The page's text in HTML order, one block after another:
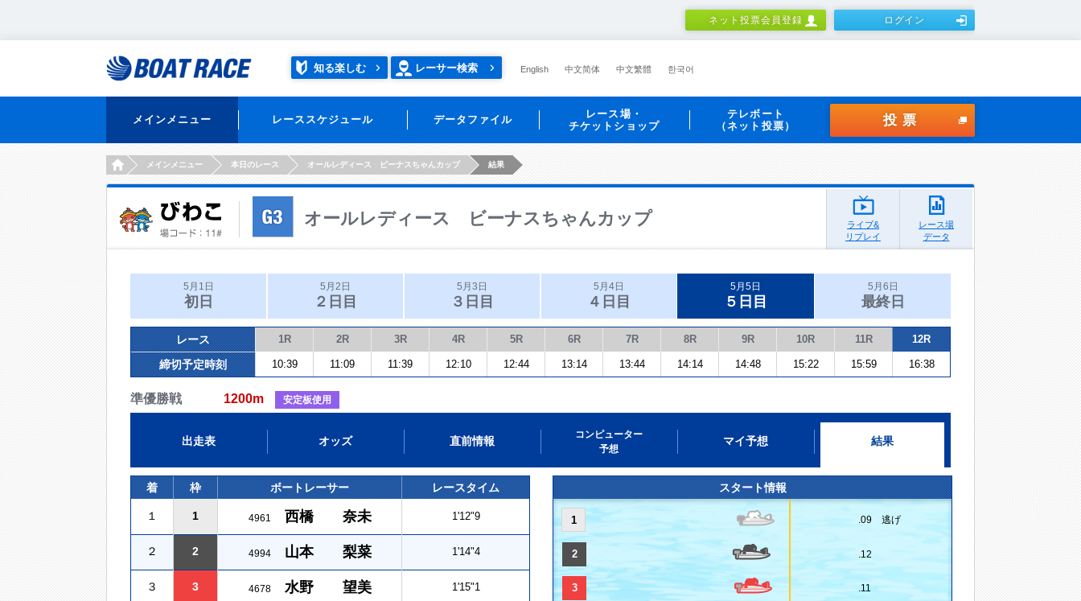
ネット投票会員登録 ログイン
知る楽しむ レーサー検索 English 中文简体 中文繁體 한국어
メインメニュー レーススケジュール データファイル
レース場・
チケットショップ
テレボート
（ネット投票）
投票
HOMEメインメニュー 本日のレース オールレディース ビーナスちゃんカップ 結果
オールレディース ビーナスちゃんカップ
ライブ&
リプレイ
レース場
データ
5月1日
初日
5月2日
２日目
5月3日
３日目
5月4日
４日目
5月5日
５日目
5月6日
最終日
レース 1R 2R 3R 4R 5R 6R 7R 8R 9R 10R 11R 12R
締切予定時刻 10:39 11:09 11:39 12:10 12:44 13:14 13:44 14:14 14:48 15:22 15:59 16:38
準優勝戦 1200m 安定板使用
出走表 オッズ 直前情報
コンピューター
予想
マイ予想 結果
着 枠 ボートレーサー レースタイム
１ 1 4961 西橋 奈未 1'12"9
２ 2 4994 山本 梨菜 1'14"4
３ 3 4678 水野 望美 1'15"1
スタート情報
1 .09 逃げ
2 .12
3 .11